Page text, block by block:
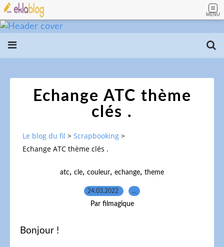
MENU
Echange ATC thème
clés .
Le blog du fil > Scrapbooking >
Echange ATC thème clés .
atc, cle, couleur, echange, theme
24.03.2022 …
Par filmagique
Bonjour !